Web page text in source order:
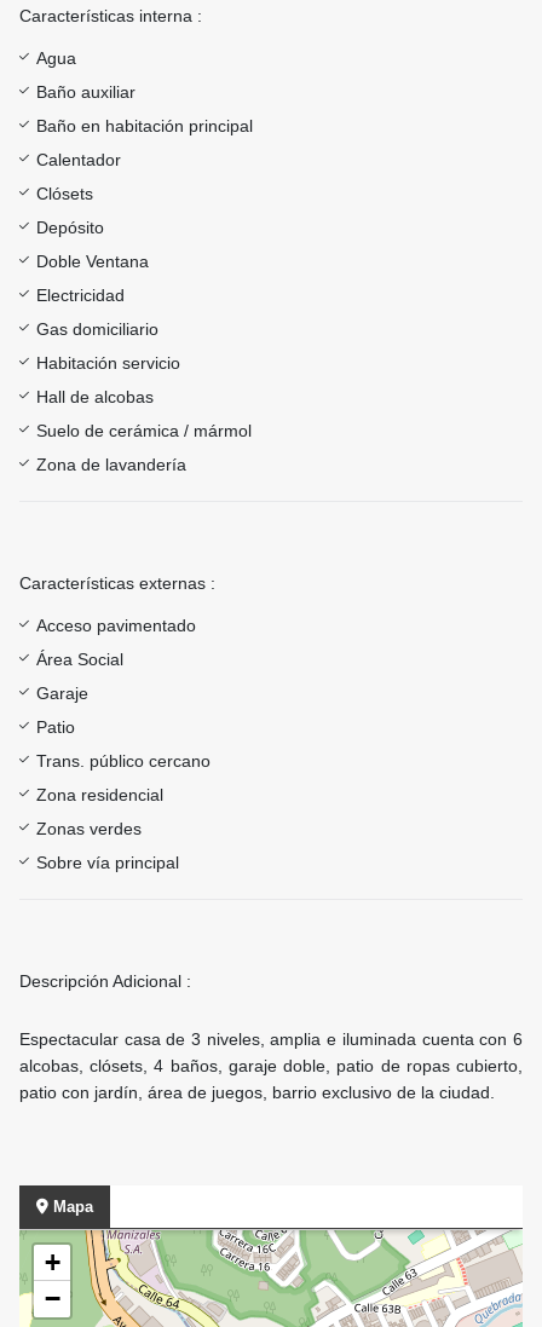
Características interna :
Agua
Baño auxiliar
Baño en habitación principal
Calentador
Clósets
Depósito
Doble Ventana
Electricidad
Gas domiciliario
Habitación servicio
Hall de alcobas
Suelo de cerámica / mármol
Zona de lavandería
Características externas :
Acceso pavimentado
Área Social
Garaje
Patio
Trans. público cercano
Zona residencial
Zonas verdes
Sobre vía principal
Descripción Adicional :
Espectacular casa de 3 niveles, amplia e iluminada cuenta con 6
alcobas, clósets, 4 baños, garaje doble, patio de ropas cubierto,
patio con jardín, área de juegos, barrio exclusivo de la ciudad.
Mapa
+
−